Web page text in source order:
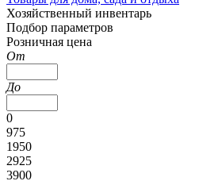
Хозяйственный инвентарь
Подбор параметров
Розничная цена
От
До
0
975
1950
2925
3900